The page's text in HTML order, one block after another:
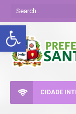
Abrir a barra de
CIDADE